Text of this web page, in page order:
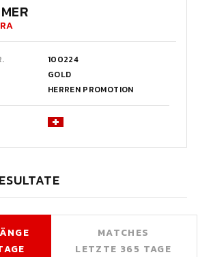
100224
GOLD
HERREN PROMOTION
MATCHES
LETZTE 365 TAGE